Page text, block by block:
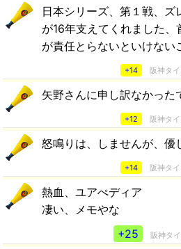
日本シリーズ、第１戦、
が16年支えてくれました
が責任とらないといけない
+14 阪神タイ
矢野さんに申し訳なかった
+12 阪神タイ
怒鳴りは、しませんが、優
+14 阪神タイ
熱血、ユアぺディア
凄い、メモやな
+25
阪神タイ